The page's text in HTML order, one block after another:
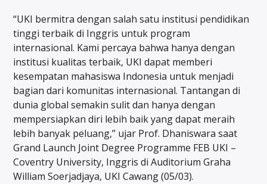
“UKI bermitra dengan salah satu institusi pendidikan
tinggi terbaik di Inggris untuk program
internasional. Kami percaya bahwa hanya dengan
institusi kualitas terbaik, UKI dapat memberi
kesempatan mahasiswa Indonesia untuk menjadi
bagian dari komunitas internasional. Tantangan di
dunia global semakin sulit dan hanya dengan
mempersiapkan diri lebih baik yang dapat meraih
lebih banyak peluang,” ujar Prof. Dhaniswara saat
Grand Launch Joint Degree Programme FEB UKI –
Coventry University, Inggris di Auditorium Graha
William Soerjadjaya, UKI Cawang (05/03).